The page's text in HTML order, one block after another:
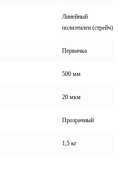
Линейный
полиэтилен (стрейч)
Первичка
500 мм
20 мкм
Прозрачный
1,5 кг